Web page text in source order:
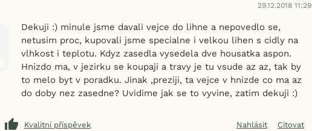
29.12.2018 11:29
Dekuji :) minule jsme davali vejce do lihne a nepovedlo se,
netusim proc, kupovali jsme specialne i velkou lihen s cidly na
vlhkost i teplotu. Kdyz zasedla vysedela dve housatka aspon.
Hnizdo ma, v jezirku se koupaji a travy je tu vsude az az, tak by
to melo byt v poradku. Jinak ,preziji, ta vejce v hnizde co ma az
do doby nez zasedne? Uvidime jak se to vyvine, zatim dekuji :)
Kvalitní příspěvek Nahlásit Citovat